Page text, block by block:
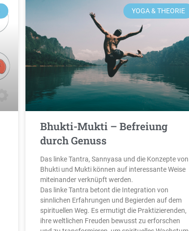
YOGA & THEORIE
Bhukti-Mukti – Befreiung
durch Genuss
Das linke Tantra, Sannyasa und die Konzepte von
Bhukti und Mukti können auf interessante Weise
miteinander verknüpft werden.
Das linke Tantra betont die Integration von
sinnlichen Erfahrungen und Begierden auf dem
spirituellen Weg. Es ermutigt die Praktizierenden,
ihre weltlichen Freuden bewusst zu erforschen